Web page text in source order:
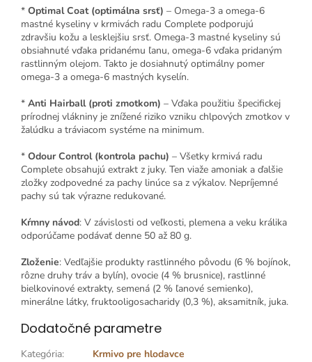
* Optimal Coat (optimálna srsť) – Omega-3 a omega-6
mastné kyseliny v krmivách radu Complete podporujú
zdravšiu kožu a lesklejšiu srsť. Omega-3 mastné kyseliny sú
obsiahnuté vďaka pridanému ľanu, omega-6 vďaka pridaným
rastlinným olejom. Takto je dosiahnutý optimálny pomer
omega-3 a omega-6 mastných kyselín.
* Anti Hairball (proti zmotkom) – Vďaka použitiu špecifickej
prírodnej vlákniny je znížené riziko vzniku chlpových zmotkov v
žalúdku a tráviacom systéme na minimum.
* Odour Control (kontrola pachu) – Všetky krmivá radu
Complete obsahujú extrakt z juky. Ten viaže amoniak a ďalšie
zložky zodpovedné za pachy linúce sa z výkalov. Nepríjemné
pachy sú tak výrazne redukované.
Kŕmny návod: V závislosti od veľkosti, plemena a veku králika
odporúčame podávať denne 50 až 80 g.
Zloženie: Vedľajšie produkty rastlinného pôvodu (6 % bojínok,
rôzne druhy tráv a bylín), ovocie (4 % brusnice), rastlinné
bielkovinové extrakty, semená (2 % ľanové semienko),
minerálne látky, fruktooligosacharidy (0,3 %), aksamitník, juka.
Dodatočné parametre
Kategória:
Krmivo pre hlodavce